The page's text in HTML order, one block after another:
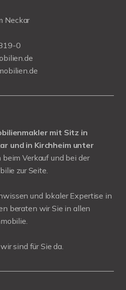
Neckar
0
mit Sitz in
und in Kirchheim unter
Verkauf und bei der
zur Seite.
und lokaler Expertise in
beraten wir Sie in allen
sind für Sie da.